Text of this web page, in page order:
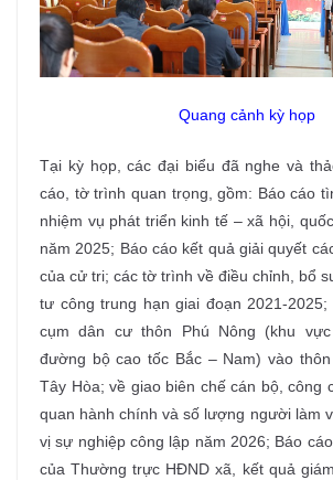
Quang cảnh kỳ họp
Tại kỳ họp, các đại biểu đã nghe và
cáo, tờ trình quan trọng, gồm: Báo cáo
nhiệm vụ phát triển kinh tế – xã hội,
năm 2025; Báo cáo kết quả giải quyết
của cử tri; các tờ trình về điều chỉnh, bổ
tư công trung hạn giai đoạn 2021-
cụm dân cư thôn Phú Nông (khu
đường bộ cao tốc Bắc – Nam) vào
Tây Hòa; về giao biên chế cán bộ, công
quan hành chính và số lượng người làm
vị sự nghiệp công lập năm 2026; Báo
của Thường trực HĐND xã, kết quả